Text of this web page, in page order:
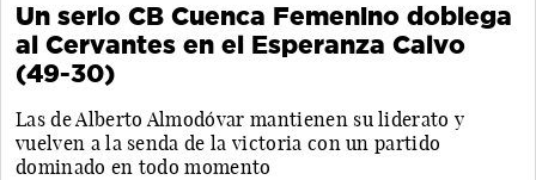
Un serio CB Cuenca Femenino doblega
al Cervantes en el Esperanza Calvo
(49-30)
Las de Alberto Almodóvar mantienen su liderato y
vuelven a la senda de la victoria con un partido
dominado en todo momento